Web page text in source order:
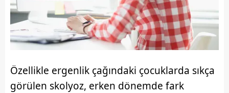
Özellikle ergenlik çağındaki çocuklarda sıkça
görülen skolyoz, erken dönemde fark